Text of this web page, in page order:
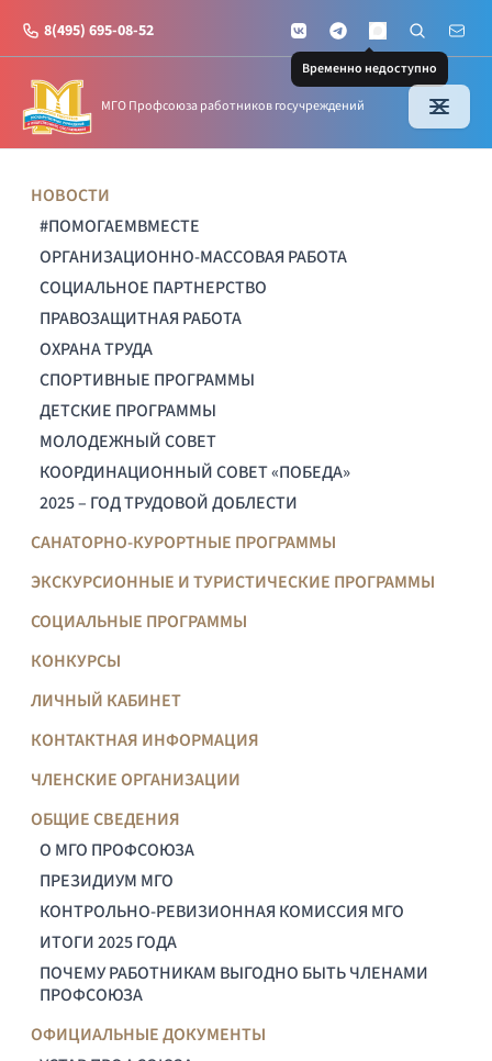
8(495) 695-08-52 VKontakteTelegramMAX
Временно недоступно
Поиск по
Почта
МГО Профсоюза работников госучреждений
НОВОСТИ
#ПОМОГАЕМВМЕСТЕ
ОРГАНИЗАЦИОННО-МАССОВАЯ РАБОТА
СОЦИАЛЬНОЕ ПАРТНЕРСТВО
ПРАВОЗАЩИТНАЯ РАБОТА
ОХРАНА ТРУДА
СПОРТИВНЫЕ ПРОГРАММЫ
ДЕТСКИЕ ПРОГРАММЫ
МОЛОДЕЖНЫЙ СОВЕТ
КООРДИНАЦИОННЫЙ СОВЕТ «ПОБЕДА»
2025 – ГОД ТРУДОВОЙ ДОБЛЕСТИ
САНАТОРНО-КУРОРТНЫЕ ПРОГРАММЫ
ЭКСКУРСИОННЫЕ И ТУРИСТИЧЕСКИЕ ПРОГРАММЫ
СОЦИАЛЬНЫЕ ПРОГРАММЫ
КОНКУРСЫ
ЛИЧНЫЙ КАБИНЕТ
КОНТАКТНАЯ ИНФОРМАЦИЯ
ЧЛЕНСКИЕ ОРГАНИЗАЦИИ
ОБЩИЕ СВЕДЕНИЯ
О МГО ПРОФСОЮЗА
ПРЕЗИДИУМ МГО
КОНТРОЛЬНО-РЕВИЗИОННАЯ КОМИССИЯ МГО
ИТОГИ 2025 ГОДА
ПОЧЕМУ РАБОТНИКАМ ВЫГОДНО БЫТЬ ЧЛЕНАМИ
ПРОФСОЮЗА
ОФИЦИАЛЬНЫЕ ДОКУМЕНТЫ